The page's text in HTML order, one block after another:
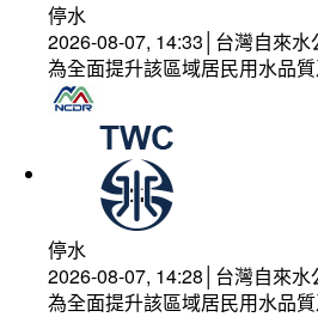
停水
2026-08-07, 14:33│台灣自來水
為全面提升該區域居民用水品
停水
2026-08-07, 14:28│台灣自來水
為全面提升該區域居民用水品